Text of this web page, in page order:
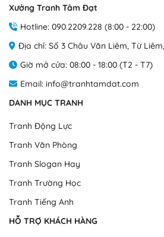
cho tranh không thấm nước, không bị
dàng lắp đặt và vận chuyển.
biến
thể.
tùy
chọn
thể
được
trên
sản
phẩm
Xưởng Tranh Tâm Đạt
Hotline: 090.2209.228 (8:00 - 22:00)
Địa chỉ: Số 3 Châu Văn Liêm, Từ
Giờ mở cửa: 08:00 - 18:00 (T2 - T7)
Email: info@tranhtamdat.com
DANH MỤC TRANH
Tranh Động Lực
Tranh Văn Phòng
Tranh Slogan Hay
Tranh Trường Học
Tranh Tiếng Anh
HỖ TRỢ KHÁCH HÀNG